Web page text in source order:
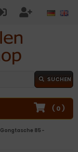
SUCHEN
( 0 )
Gongtasche 85 -